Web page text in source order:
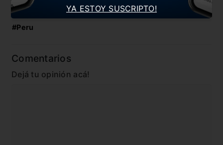
#Internacional #Noticia
#Peru
Comentarios
Dejá tu opinión acá!
YA ESTOY SUSCRIPTO!